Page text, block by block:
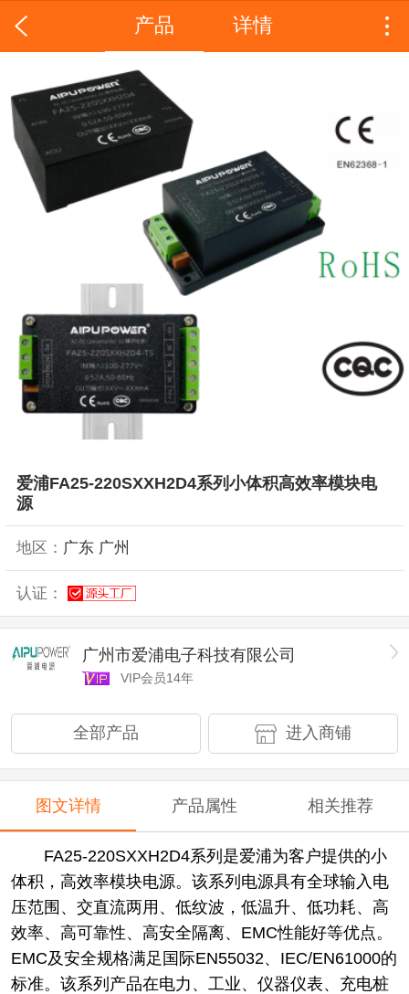
产品 详情
爱浦FA25-220SXXH2D4系列小体积高效率模块电
源
地区： 广东 广州
认证：
广州市爱浦电子科技有限公司
VIP会员14年
全部产品 进入商铺
图文详情 产品属性 相关推荐
FA25-220SXXH2D4系列是爱浦为客户提供的小
体积，高效率模块电源。该系列电源具有全球输入电
压范围、交直流两用、低纹波，低温升、低功耗、高
效率、高可靠性、高安全隔离、EMC性能好等优点。
EMC及安全规格满足国际EN55032、IEC/EN61000的
标准。该系列产品在电力、工业、仪器仪表、充电桩